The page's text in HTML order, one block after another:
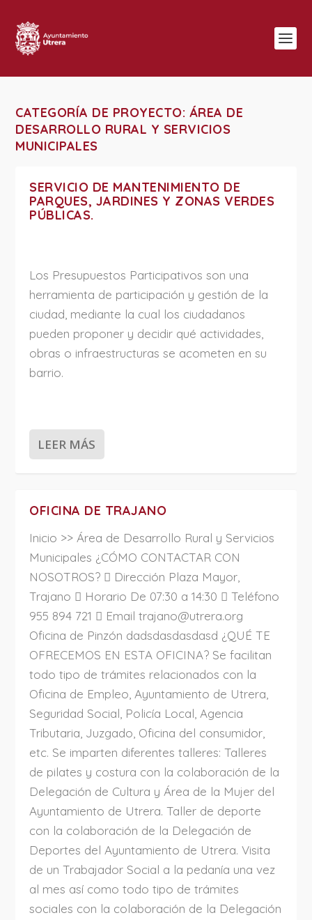
CATEGORÍA DE PROYECTO: ÁREA DE
DESARROLLO RURAL Y SERVICIOS
MUNICIPALES
SERVICIO DE MANTENIMIENTO DE
PARQUES, JARDINES Y ZONAS VERDES
PÚBLICAS.
Los Presupuestos Participativos son una
herramienta de participación y gestión de la
ciudad, mediante la cual los ciudadanos
pueden proponer y decidir qué actividades,
obras o infraestructuras se acometen en su
barrio.
LEER MÁS
OFICINA DE TRAJANO
Inicio >> Área de Desarrollo Rural y Servicios
Municipales ¿CÓMO CONTACTAR CON
NOSOTROS?  Dirección Plaza Mayor,
Trajano  Horario De 07:30 a 14:30  Teléfono
955 894 721  Email trajano@utrera.org
Oficina de Pinzón dadsdasdasdasd ¿QUÉ TE
OFRECEMOS EN ESTA OFICINA? Se facilitan
todo tipo de trámites relacionados con la
Oficina de Empleo, Ayuntamiento de Utrera,
Seguridad Social, Policía Local, Agencia
Tributaria, Juzgado, Oficina del consumidor,
etc. Se imparten diferentes talleres: Talleres
de pilates y costura con la colaboración de la
Delegación de Cultura y Área de la Mujer del
Ayuntamiento de Utrera. Taller de deporte
con la colaboración de la Delegación de
Deportes del Ayuntamiento de Utrera. Visita
de un Trabajador Social a la pedanía una vez
al mes así como todo tipo de trámites
sociales con la colaboración de la Delegación